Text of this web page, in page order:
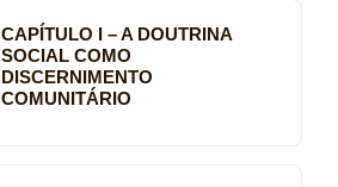
CAPÍTULO I – A DOUTRINA
SOCIAL COMO
DISCERNIMENTO
COMUNITÁRIO